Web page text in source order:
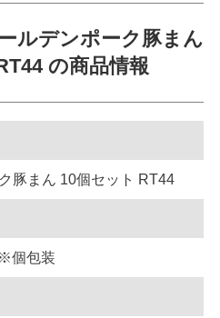
ルデンポーク豚まん
の商品情報
豚まん 10個セット RT44
個包装